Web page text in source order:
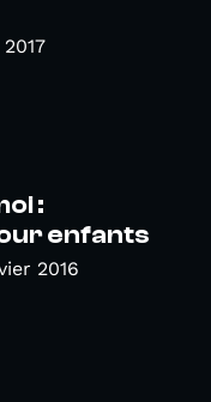
:
enfants
2016